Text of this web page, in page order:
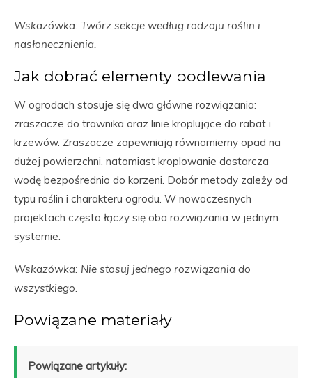
Wskazówka: Twórz sekcje według rodzaju roślin i
nasłonecznienia.
Jak dobrać elementy podlewania
W ogrodach stosuje się dwa główne rozwiązania:
zraszacze do trawnika oraz linie kroplujące do rabat i
krzewów. Zraszacze zapewniają równomierny opad na
dużej powierzchni, natomiast kroplowanie dostarcza
wodę bezpośrednio do korzeni. Dobór metody zależy od
typu roślin i charakteru ogrodu. W nowoczesnych
projektach często łączy się oba rozwiązania w jednym
systemie.
Wskazówka: Nie stosuj jednego rozwiązania do
wszystkiego.
Powiązane materiały
Powiązane artykuły: